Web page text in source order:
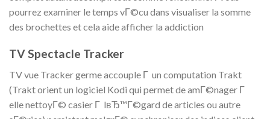
pourrez examiner le temps vГ©cu dans visualiser la somme
des brochettes et cela aide afficher la addiction
TV Spectacle Tracker
TV vue Tracker germe accouple Г un computation Trakt
(Trakt orient un logiciel Kodi qui permet de amГ©nager Г
elle nettoyГ© casier Г lвЂ™Г©gard de articles ou autre